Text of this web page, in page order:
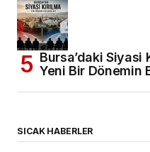
Bursa’daki Siyasi
Yeni Bir Dönemin
SICAK HABERLER